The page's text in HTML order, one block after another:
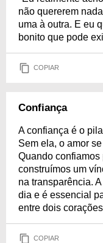
não quererem
uma à outra. E eu
bonito que pode
COPIAR
Confiança
A confiança é o
Sem ela, o amor
Quando
construímos um
na transparência.
dia e é essencial
entre dois
COPIAR